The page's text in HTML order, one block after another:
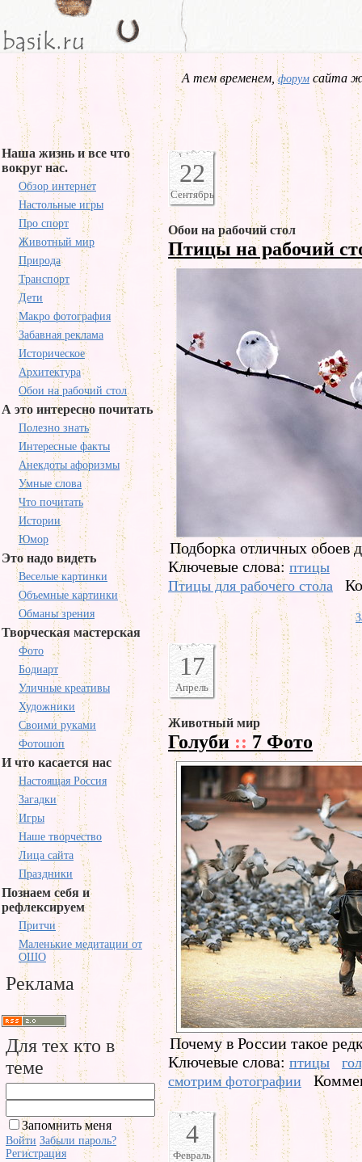
А тем временем,форум сайта
Наша жизнь и все что
вокруг нас.
Обзор интернет
Настольные игры
Про спорт
Животный мир
Природа
Транспорт
Дети
Макро фотография
Забавная реклама
Историческое
Архитектура
Обои на рабочий стол
А это интересно почитать
Полезно знать
Интересные факты
Анекдоты афоризмы
Умные слова
Что почитать
Истории
Юмор
Это надо видеть
Веселые картинки
Объемные картинки
Обманы зрения
Творческая мастерская
Фото
Бодиарт
Уличные креативы
Художники
Своими руками
Фотошоп
И что касается нас
Настоящая Россия
Загадки
Игры
Наше творчество
Лица сайта
Праздники
Познаем себя и
рефлексируем
Притчи
Маленькие медитации от
ОШО
Реклама
Для тех кто в
теме
Запомнить меня
Войти Забыли пароль?
Регистрация
22
Сентябрь
Обои на рабочий стол
Птицы на рабочий
Подборка отличных обоев
Ключевые слова: птицы
Птицы для рабочего стола
17
Апрель
Животный мир
Голуби :: 7 Фото
Почему в России такое
Ключевые слова: птицы
смотрим фотографии
4
Февраль